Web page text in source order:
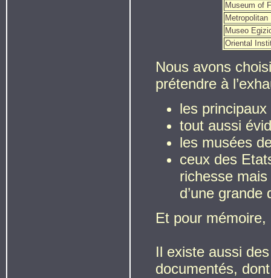
Museum of
Museo
Oriental
Nous avons
prétendre à
les
tout aussi
les musées
ceux des
richesse
d’une grande
Et pour mémoire,
Il existe aussi
documentés,